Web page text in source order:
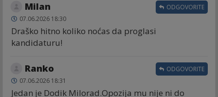
Milan
07.06.2026 18:30
Draško hitno koliko noćas da proglasi
kandidaturu!
ODGOVORITE
Ranko
07.06.2026 18:31
Jedan je Dodik Milorad.Opozija mu nije ni do
ODGOVORITE